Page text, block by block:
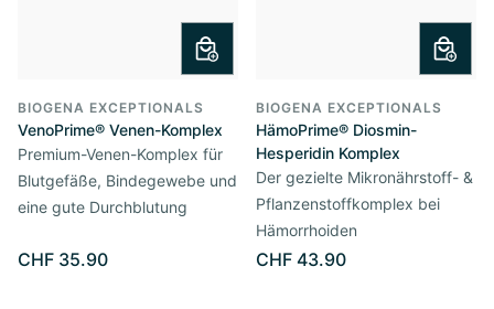
BIOGENA EXCEPTIONALS
VenoPrime® Venen-Komplex
Premium-Venen-Komplex für
Blutgefäße, Bindegewebe und
eine gute Durchblutung
CHF 35.90
BIOGENA EXCEPTIONALS
HämoPrime® Diosmin-
Hesperidin Komplex
Der gezielte Mikronährstoff- &
Pflanzenstoffkomplex bei
Hämorrhoiden
CHF 43.90